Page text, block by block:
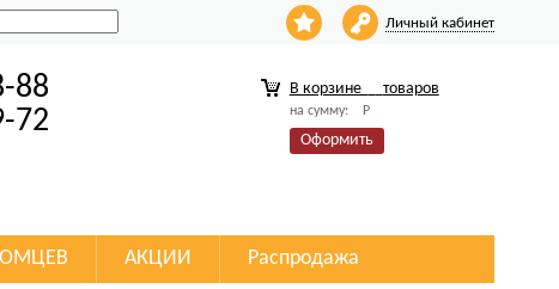
Личный кабинет
88
72
В корзине товаров
на сумму: Р
Оформить
АКЦИИ Распродажа